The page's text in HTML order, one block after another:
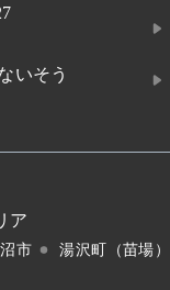
いそう
ア
市 湯沢町（苗場）